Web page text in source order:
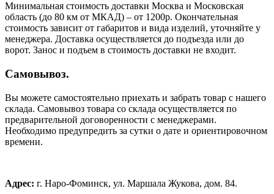
Минимальная стоимость доставки Москва и Московская
область (до 80 км от МКАД) – от 1200р. Окончательная
стоимость зависит от габаритов и вида изделий, уточняйте у
менеджера. Доставка осуществляется до подъезда или до
ворот. Занос и подъем в стоимость доставки не входит.
Самовывоз.
Вы можете самостоятельно приехать и забрать товар с нашего
склада. Самовывоз товара со склада осуществляется по
предварительной договоренности с менеджерами.
Необходимо предупредить за сутки о дате и ориентировочном
времени.
Адрес: г. Наро-Фоминск, ул. Маршала Жукова, дом. 84.